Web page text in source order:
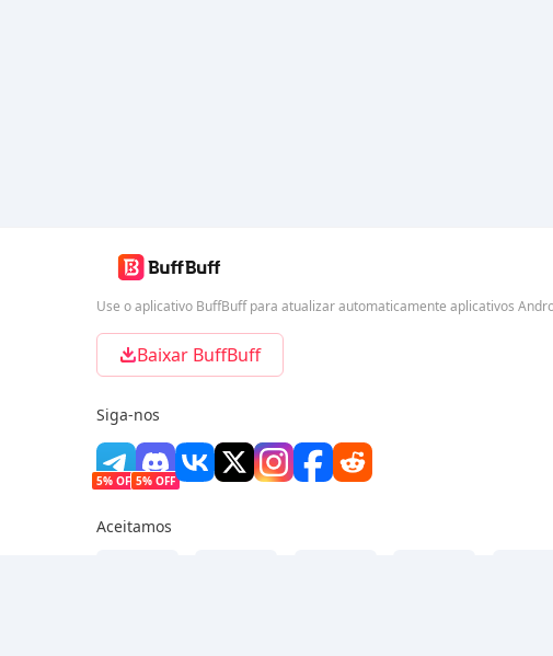
Use o aplicativo BuffBuff para atualizar automaticamente aplicativos
Baixar BuffBuff
Siga-nos
5% OFF 5% OFF
Aceitamos